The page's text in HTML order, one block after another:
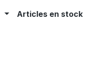
Articles en stock